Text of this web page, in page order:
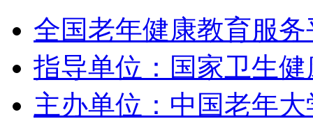
全国老年健康教育服务
指导单位：国家卫生
主办单位：中国老年